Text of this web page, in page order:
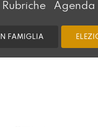
Rubriche Agenda
IN FAMIGLIA